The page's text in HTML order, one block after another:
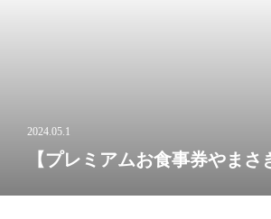
2024.05.1
【プレミアムお食事券やまさ